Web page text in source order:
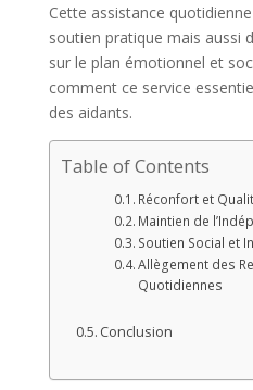
Cette assistance
soutien pratique mais aussi
sur le plan émotionnel et
comment ce service
des aidants.
Table of Contents
Réconfort et
Maintien de
Soutien Social et
Allègement des
Quotidiennes
Conclusion